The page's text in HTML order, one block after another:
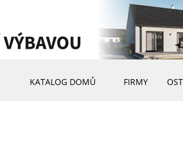
KATALOG DOMŮ FIRMY